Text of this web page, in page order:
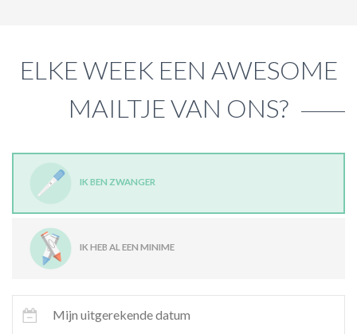
ELKE WEEK EEN AWESOME
MAILTJE VAN ONS?
IK BEN ZWANGER
IK HEB AL EEN MINIME